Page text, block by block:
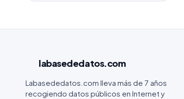
labasededatos.com
Labasededatos.com lleva más de 7 años
recogiendo datos públicos en Internet y